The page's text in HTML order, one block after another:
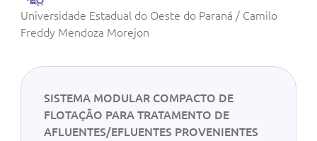
Universidade Estadual do Oeste do Paraná / Camilo
Freddy Mendoza Morejon
SISTEMA MODULAR COMPACTO DE
FLOTAÇÃO PARA TRATAMENTO DE
AFLUENTES/EFLUENTES PROVENIENTES